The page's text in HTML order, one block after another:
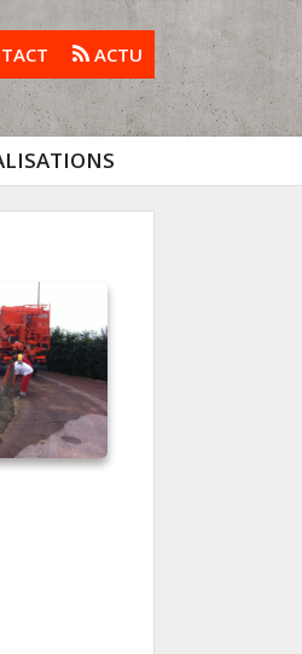
ACTU